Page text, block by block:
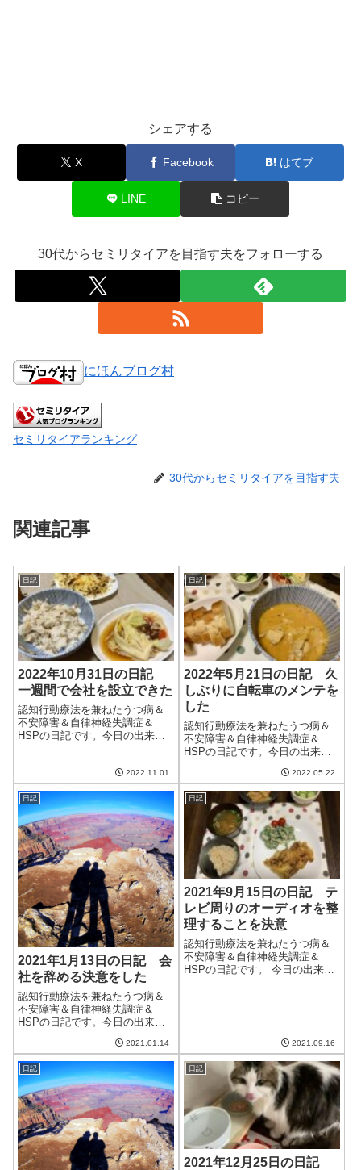
シェアする
X Facebook はてブ
LINE コピー
30代からセミリタイアを目指す夫をフォローする
にほんブログ村
セミリタイアランキング
30代からセミリタイアを目指す夫
関連記事
日記
2022年10月31日の日記
一週間で会社を設立できた
認知行動療法を兼ねたうつ病＆
不安障害＆自律神経失調症＆
HSPの日記です。今日の出来事
ずっと晴れが続いているとのこ
と。洗濯物を干すのに電気を使
わなくて良いのでありがたい。
明日の雨もすぐに...
2022.11.01
日記
2022年5月21日の日記 久
しぶりに自転車のメンテを
した
認知行動療法を兼ねたうつ病＆
不安障害＆自律神経失調症＆
HSPの日記です。今日の出来事
ったりやんだりで、一日中曇り
空だった。明日は晴れらしいの
で期待したい。一昨日電車に乗
った影響はないように感じてい
たけど、やはりダ...
2022.05.22
日記
2021年1月13日の日記 会
社を辞める決意をした
認知行動療法を兼ねたうつ病＆
不安障害＆自律神経失調症＆
HSPの日記です。今日の出来事
いい天気。気温も上がり、洗濯
物もよく乾いた。明日はさらに
暖かくなるらしい。ちょうど心
療内科の診察日なのでよかっ
た。ついに、という...
2021.01.14
日記
2021年9月15日の日記 テ
レビ周りのオーディオを整
理することを決意
認知行動療法を兼ねたうつ病＆
不安障害＆自律神経失調症＆
HSPの日記です。 今日の出来事
2021.09.16
日記 日記
2021年12月25日の日記